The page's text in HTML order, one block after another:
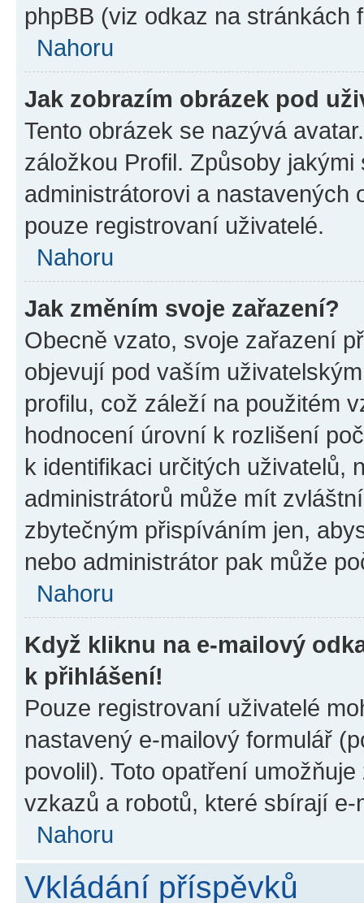
phpBB (viz odkaz na stránkách
Nahoru
Jak zobrazím obrázek pod
Tento obrázek se nazývá
záložkou Profil. Způsoby
administrátorovi a nastavených
pouze registrovaní uživatelé.
Nahoru
Jak změním svoje zařazení?
Obecně vzato, svoje zařazení
objevují pod vaším
profilu, což záleží na použitém
hodnocení úrovní k rozlišení
k identifikaci určitých uživatelů,
administrátorů může mít
zbytečným přispíváním jen,
nebo administrátor pak může
Nahoru
Když kliknu na e-mailový
k přihlášení!
Pouze registrovaní uživatelé
nastavený e-mailový formulář
povolil). Toto opatření
vzkazů a robotů, které sbírají e-
Nahoru
Vkládání příspěvků